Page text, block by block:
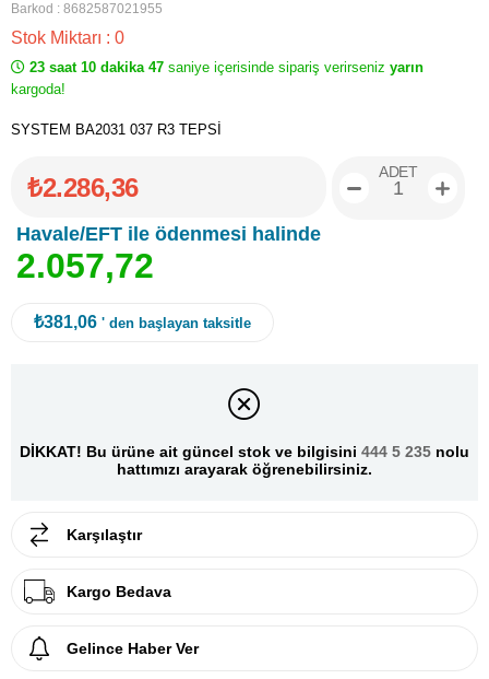
Barkod : 8682587021955
Stok Miktarı : 0
23 saat 10 dakika 47 saniye içerisinde sipariş verirseniz yarın
kargoda!
SYSTEM BA2031 037 R3 TEPSİ
₺2.286,36
Havale/EFT ile ödenmesi halinde
2.057,72
ADET
₺381,06 ' den başlayan taksitle
DİKKAT! Bu ürüne ait güncel stok ve bilgisini 444 5 235 nolu
hattımızı arayarak öğrenebilirsiniz.
Karşılaştır
Kargo Bedava
Gelince Haber Ver